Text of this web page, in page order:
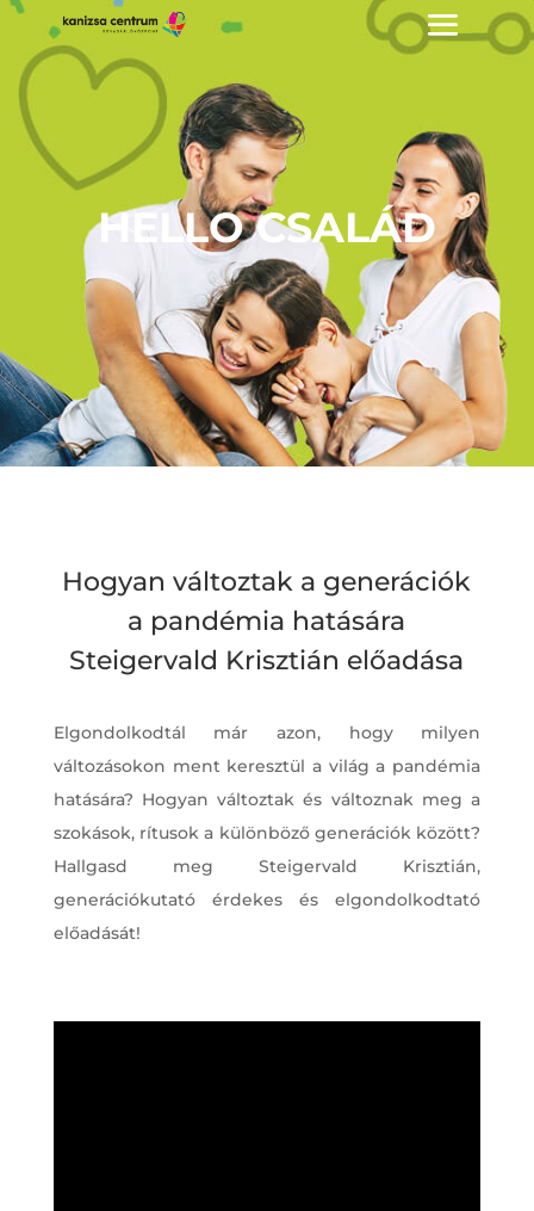
HELLO CSALÁD
Hogyan változtak a generációk
a pandémia hatására
Steigervald Krisztián előadása
Elgondolkodtál már azon, hogy milyen
változásokon ment keresztül a világ a pandémia
hatására? Hogyan változtak és változnak meg a
szokások, rítusok a különböző generációk között?
Hallgasd meg Steigervald Krisztián,
generációkutató érdekes és elgondolkodtató
előadását!